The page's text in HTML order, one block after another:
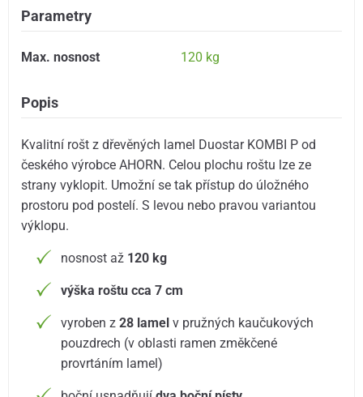
Parametry
Max. nosnost 120 kg
Popis
Kvalitní rošt z dřevěných lamel Duostar KOMBI P od
českého výrobce AHORN. Celou plochu roštu lze ze
strany vyklopit. Umožní se tak přístup do úložného
prostoru pod postelí. S levou nebo pravou variantou
výklopu.
nosnost až 120 kg
výška roštu cca 7 cm
vyroben z28 lamelv pružných kaučukových
pouzdrech (v oblasti ramen změkčené
provrtáním lamel)